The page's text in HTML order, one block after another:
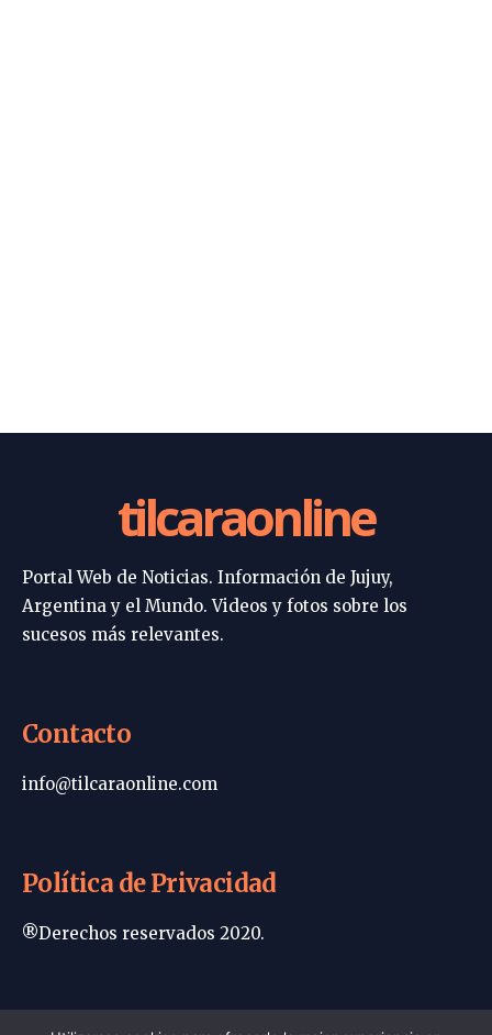
tilcaraonline
Portal Web de Noticias. Información de Jujuy,
Argentina y el Mundo. Videos y fotos sobre los
sucesos más relevantes.
Contacto
info@tilcaraonline.com
Política de Privacidad
®Derechos reservados 2020.